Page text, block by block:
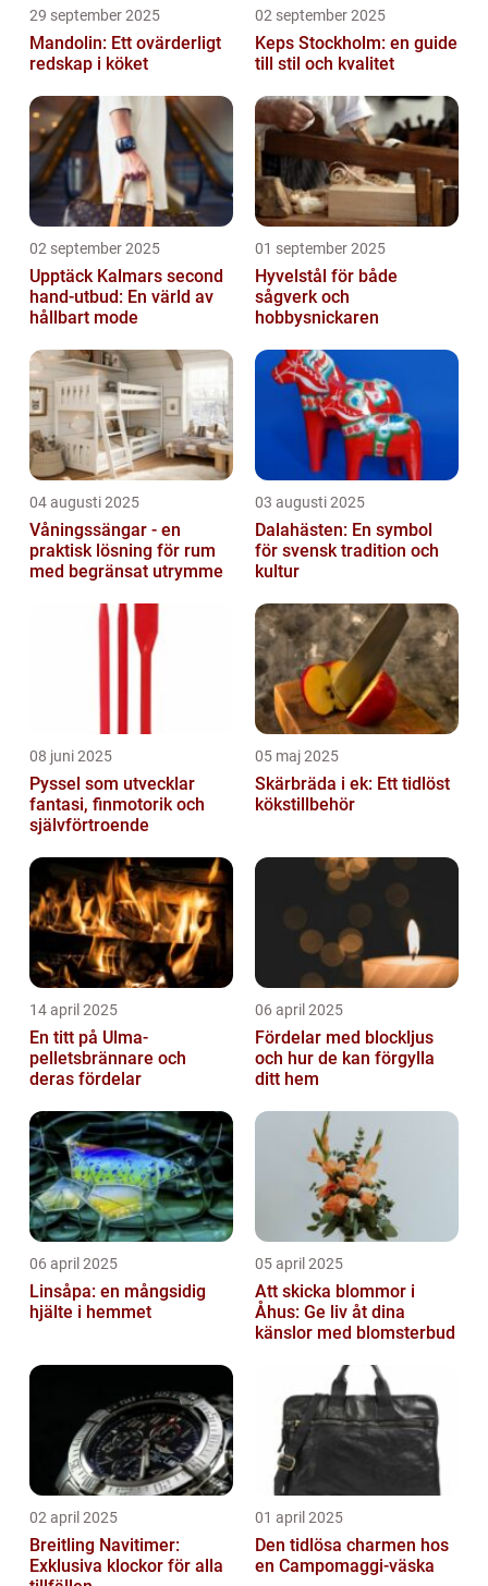
29 september 2025
Mandolin: Ett ovärderligt
redskap i köket
02 september 2025
Keps Stockholm: en guide
till stil och kvalitet
02 september 2025
Upptäck Kalmars second
hand-utbud: En värld av
hållbart mode
01 september 2025
Hyvelstål för både
sågverk och
hobbysnickaren
04 augusti 2025
Våningssängar - en
praktisk lösning för rum
med begränsat utrymme
03 augusti 2025
Dalahästen: En symbol
för svensk tradition och
kultur
08 juni 2025
Pyssel som utvecklar
fantasi, finmotorik och
självförtroende
05 maj 2025
Skärbräda i ek: Ett tidlöst
kökstillbehör
14 april 2025
En titt på Ulma-
pelletsbrännare och
deras fördelar
06 april 2025
Fördelar med blockljus
och hur de kan förgylla
ditt hem
06 april 2025
Linsåpa: en mångsidig
hjälte i hemmet
05 april 2025
Att skicka blommor i
Åhus: Ge liv åt dina
känslor med blomsterbud
02 april 2025
Breitling Navitimer:
Exklusiva klockor för alla
01 april 2025
Den tidlösa charmen hos
en Campomaggi-väska